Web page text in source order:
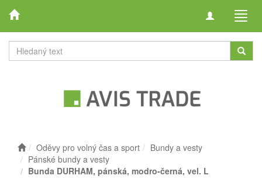
Toggle
Oděvy pro volný čas a sport
Bundy a vesty
Pánské bundy a vesty
Bunda DURHAM, pánská, modro-černá, vel. L